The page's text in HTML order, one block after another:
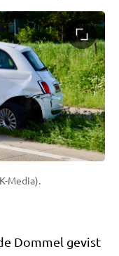
Media).
Dommel gevist